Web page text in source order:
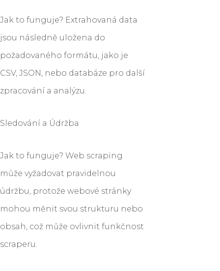
Jak to funguje? Extrahovaná data
jsou následně uložena do
požadovaného formátu, jako je
CSV, JSON, nebo databáze pro další
zpracování a analýzu.
Sledování a Údržba
Jak to funguje? Web scraping
může vyžadovat pravidelnou
údržbu, protože webové stránky
mohou měnit svou strukturu nebo
obsah, což může ovlivnit funkčnost
scraperu.